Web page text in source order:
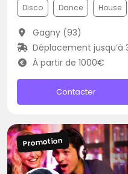
Disco Dance House
Gagny (93)
Déplacement jusqu’à
À partir de 1000€
Contacter
Promotion